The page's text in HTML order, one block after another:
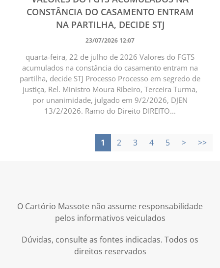
CONSTÂNCIA DO CASAMENTO ENTRAM
NA PARTILHA, DECIDE STJ
23/07/2026 12:07
quarta-feira, 22 de julho de 2026 Valores do FGTS
acumulados na constância do casamento entram na
partilha, decide STJ Processo Processo em segredo de
justiça, Rel. Ministro Moura Ribeiro, Terceira Turma,
por unanimidade, julgado em 9/2/2026, DJEN
13/2/2026. Ramo do Direito DIREITO...
1 2 3 4 5 > >>
O Cartório Massote não assume responsabilidade
pelos informativos veiculados
Dúvidas, consulte as fontes indicadas. Todos os
direitos reservados